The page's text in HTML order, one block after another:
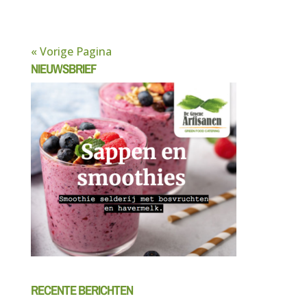
« Vorige Pagina
NIEUWSBRIEF
RECENTE BERICHTEN